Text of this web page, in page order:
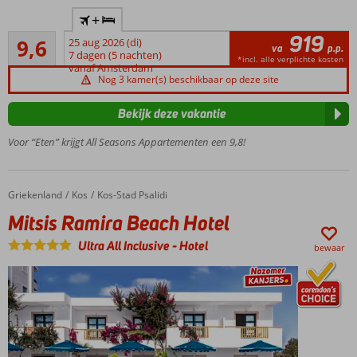
minimale
leeftijd
13 jaar
Kleinschalig
en knus
Heerlijk
zwembad
te koelen
Op
van
Kralendijk
strand
Moderne
kamers,
appartementen
en studio's
9,6
Uitmuntend
105
beoordelingen
+
25 aug 2026 (di)
7 dagen (5 nachten)
vanaf Amsterdam
va 919 p.p.
*incl. alle verplichte kosten
Nog 3 kamer(s) beschikbaar op deze site
Voor “Eten” krijgt All Seasons Appartementen een 9,8!
Bekijk deze vakantie
Home
Griekenland Kos Kos-Stad Psalidi
Mitsis Ramira Beach Hotel
Mitsis Ramira Beach Hotel
Ultra All Inclusive-Hotel bewaar